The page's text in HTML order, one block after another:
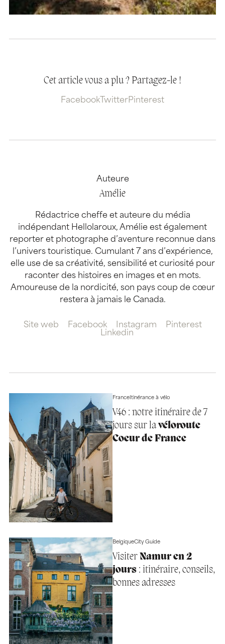
Cet article vous a plu ? Partagez-le !
Facebook TwitterPinterest
Auteure
Amélie
Rédactrice cheffe et auteure du média
indépendant Hellolaroux, Amélie est également
reporter et photographe d’aventure reconnue dans
l’univers touristique. Cumulant 7 ans d’expérience,
elle use de sa créativité, sensibilité et curiosité pour
raconter des histoires en images et en mots.
Amoureuse de la nordicité, son pays coup de cœur
restera à jamais le Canada.
Site web Facebook Instagram
Pinterest
Linkedin
FranceItinérance à vélo
V46 : notre itinéraire de 7
jours sur lavéloroute
Coeur de France
BelgiqueCity Guide
Visiter Namur en 2
jours: itinéraire, conseils,
bonnes adresses